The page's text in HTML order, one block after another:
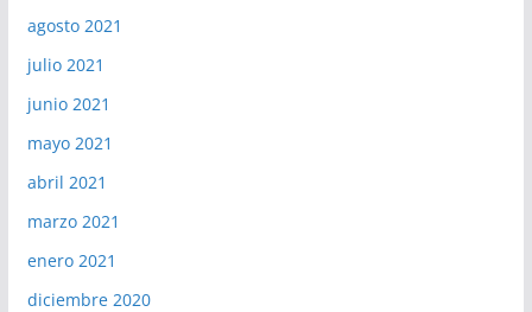
agosto 2021
julio 2021
junio 2021
mayo 2021
abril 2021
marzo 2021
enero 2021
diciembre 2020